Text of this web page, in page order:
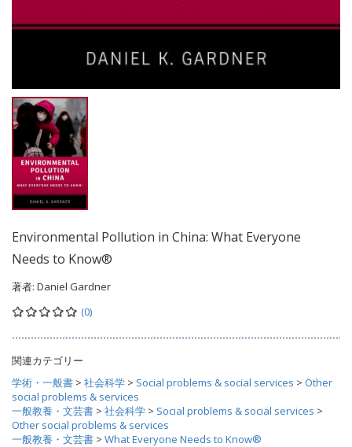
Environmental Pollution in China: What Everyone
Needs to Know®
著者: Daniel Gardner
(0)
関連カテゴリー
学術・一般書 > 社会科学 > Social problems & social services > Other
social problems & services
一般教養・文芸書 > 社会科学 > Social problems & social services >
Other social problems & services
一般教養・文芸書 > What Everyone Needs to Know®